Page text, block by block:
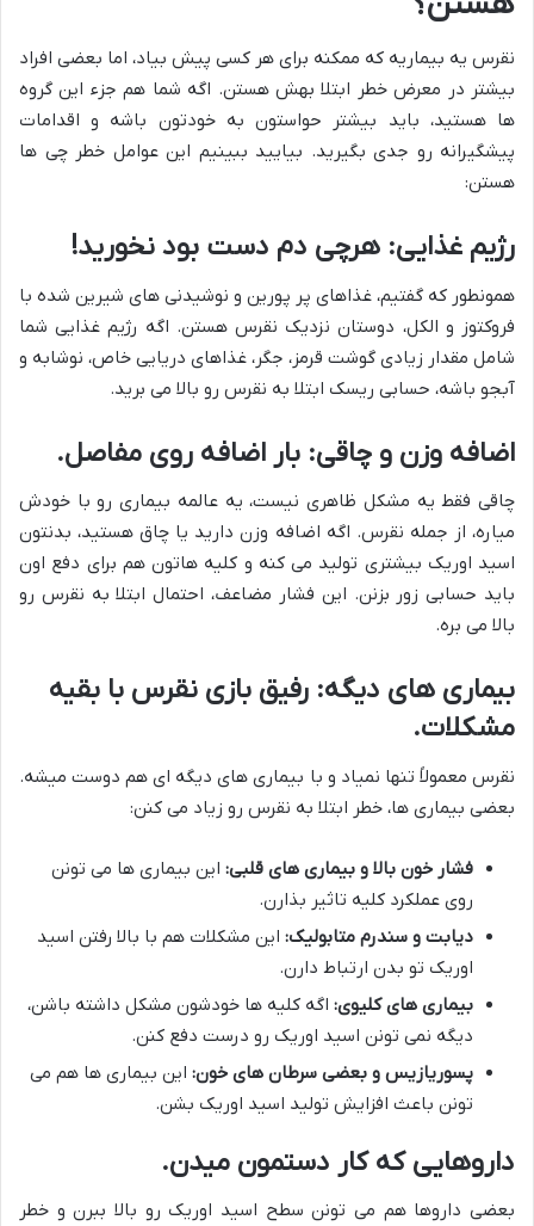
نقرس یه بیماریه که ممکنه برای هر کسی پیش بیاد، اما بعضی افراد
بیشتر در معرض خطر ابتلا بهش هستن. اگه شما هم جزء این گروه
ها هستید، باید بیشتر حواستون به خودتون باشه و اقدامات
پیشگیرانه رو جدی بگیرید. بیایید ببینیم این عوامل خطر چی ها
هستن:
رژیم غذایی: هرچی دم دست بود نخورید!
همونطور که گفتیم، غذاهای پر پورین و نوشیدنی های شیرین شده با
فروکتوز و الکل، دوستان نزدیک نقرس هستن. اگه رژیم غذایی شما
شامل مقدار زیادی گوشت قرمز، جگر، غذاهای دریایی خاص، نوشابه و
آبجو باشه، حسابی ریسک ابتلا به نقرس رو بالا می برید.
اضافه وزن و چاقی: بار اضافه روی مفاصل.
چاقی فقط یه مشکل ظاهری نیست، یه عالمه بیماری رو با خودش
میاره، از جمله نقرس. اگه اضافه وزن دارید یا چاق هستید، بدنتون
اسید اوریک بیشتری تولید می کنه و کلیه هاتون هم برای دفع اون
باید حسابی زور بزنن. این فشار مضاعف، احتمال ابتلا به نقرس رو
بالا می بره.
بیماری های دیگه: رفیق بازی نقرس با بقیه
مشکلات.
نقرس معمولاً تنها نمیاد و با بیماری های دیگه ای هم دوست میشه.
بعضی بیماری ها، خطر ابتلا به نقرس رو زیاد می کنن:
فشار خون بالا و بیماری های قلبی: این بیماری ها می تونن
روی عملکرد کلیه تاثیر بذارن.
دیابت و سندرم متابولیک: این مشکلات هم با بالا رفتن اسید
اوریک تو بدن ارتباط دارن.
بیماری های کلیوی: اگه کلیه ها خودشون مشکل داشته باشن،
دیگه نمی تونن اسید اوریک رو درست دفع کنن.
پسوریازیس و بعضی سرطان های خون: این بیماری ها هم می
تونن باعث افزایش تولید اسید اوریک بشن.
داروهایی که کار دستمون میدن.
بعضی داروها هم می تونن سطح اسید اوریک رو بالا ببرن و خطر